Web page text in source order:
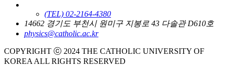
(TEL) 02-2164-4380
14662 경기도 부천시 원미구 지봉로 43 다솔관 D610호
physics@catholic.ac.kr
COPYRIGHT ⓒ 2024 THE CATHOLIC UNIVERSITY OF
KOREA ALL RIGHTS RESERVED